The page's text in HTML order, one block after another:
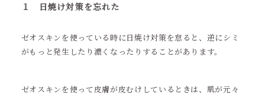
１ 日焼け対策を忘れた
ゼオスキンを使っている時に日焼け対策を怠ると、逆にシミ
がもっと発生したり濃くなったりすることがあります。
ゼオスキンを使って皮膚が皮むけしているときは、肌が元々